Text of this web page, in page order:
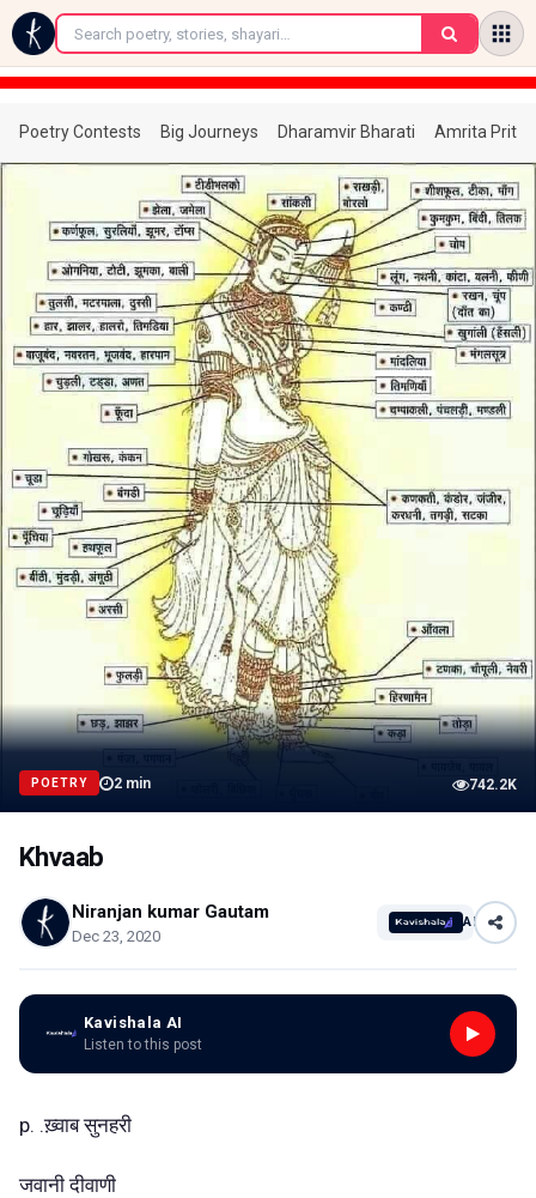
←
Poetry Contests Big Journeys Dharamvir Bharati Amrita
POETRY 2 min 742.2K
Khvaab
Niranjan kumar Gautam
Dec 23, 2020
AI
Kavishala AI
Listen to this post
p. .ख़्वाब सुनहरी
जवानी दीवाणी